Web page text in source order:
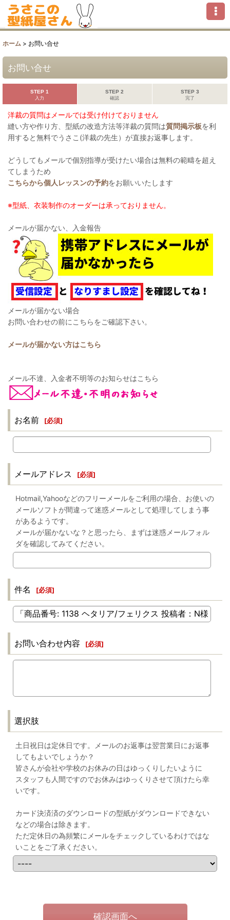
ホーム > お問い合せ
お問い合せ
STEP 1
入力
STEP 2
確認
STEP 3
完了
洋裁の質問はメールでは受け付けておりません
縫い方や作り方、型紙の改造方法等洋裁の質問は質問掲示板を利
用すると無料でうさこ(洋裁の先生）が直接お返事します。
どうしてもメールで個別指導が受けたい場合は無料の範疇を超え
てしまうため
こちらから個人レッスンの予約をお願いいたします
※型紙、衣装制作のオーダーは承っておりません。
メールが届かない、入金報告
メールが届かない場合
お問い合わせの前にこちらをご確認下さい。
メールが届かない方はこちら
メール不達、入金者不明等のお知らせはこちら
お名前 [必須]
メールアドレス [必須]
Hotmail,Yahooなどのフリーメールをご利用の場合、お使いの
メールソフトが間違って迷惑メールとして処理してしまう事
があるようです。
メールが届かないな？と思ったら、まずは迷惑メールフォル
ダを確認してみてください。
件名 [必須]
お問い合わせ内容 [必須]
選択肢
土日祝日は定休日です。メールのお返事は翌営業日にお返事
してもよいでしょうか？
皆さんが会社や学校のお休みの日はゆっくりしたいように
スタッフも人間ですのでお休みはゆっくりさせて頂けたら幸
いです。
カード決済済のダウンロードの型紙がダウンロードできない
などの場合は除きます。
ただ定休日の為頻繁にメールをチェックしているわけではな
いことをご了承ください。
確認画面へ